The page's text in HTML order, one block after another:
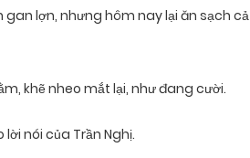
lợn, nhưng hôm nay lại ăn sạch cả
khẽ nheo mắt lại, như đang cười.
nói của Trần Nghị.